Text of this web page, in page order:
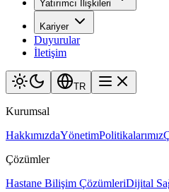
Yatırımcı İlişkileri
Kariyer
Duyurular
İletişim
TR
Kurumsal
HakkımızdaYönetimPolitikalarımız
Çözümler
Hastane Bilişim ÇözümleriDijital